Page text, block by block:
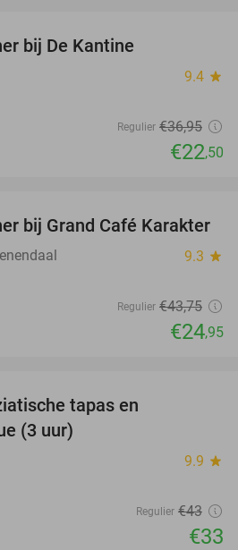
bij De Kantine
9.4 star
Regulier €36,95
€22,50
43%
bij Grand Café Karakter
9.3 star
Regulier €43,75
€24,95
tapas en
(3 uur)
9.9 star
Regulier €43
€33